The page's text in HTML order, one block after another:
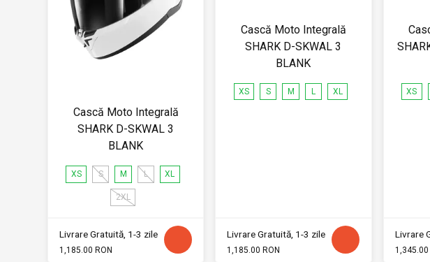
Cască Moto Integrală
SHARK D-SKWAL 3
BLANK
XS S M L XL
2XL
Livrare Gratuită, 1-3 zile
1,185.00 RON
Cască Moto Integrală
SHARK D-SKWAL 3
BLANK
XS S M L XL
Livrare Gratuită, 1-3 zile
1,185.00 RON
XS
Livrare
1,345.00